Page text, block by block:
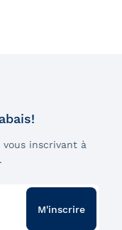
vous inscrivant à
M'inscrire